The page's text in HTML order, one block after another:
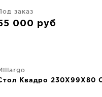
заказ
000 руб
Квадро 230X99X80